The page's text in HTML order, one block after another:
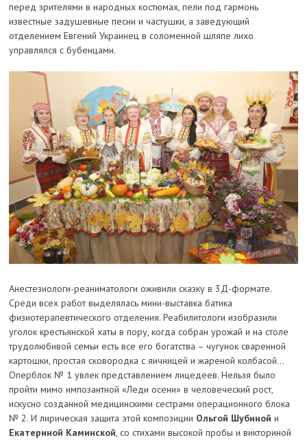
перед зрителями в народных костюмах, пели под гармонь
известные задушевные песни и частушки, а заведующий
отделением Евгений Украинец в соломенной шляпе лихо
управлялся с бубенцами.
Анестезиологи-реаниматологи оживили сказку в 3Д-формате.
Среди всех работ выделялась мини-выставка батика
физиотерапевтического отделения. Реабилитологи изобразили
уголок крестьянской хаты в пору, когда собран урожай и на столе
трудолюбивой семьи есть все его богатства – чугунок сваренной
картошки, простая сковородка с яичницей и жареной колбасой…
Оперблок № 1 увлек представлением лицедеев. Нельзя было
пройти мимо импозантной «Леди осени» в человеческий рост,
искусно созданной медицинскими сестрами операционного блока
№ 2. И лирическая защита этой композиции Ольгой Шубиной и
Екатериной Каминской, со стихами высокой пробы и викториной